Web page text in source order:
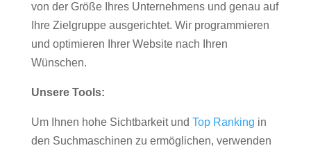
von der Größe Ihres Unternehmens und genau auf
Ihre Zielgruppe ausgerichtet. Wir programmieren
und optimieren Ihrer Website nach Ihren
Wünschen.
Unsere Tools:
Um Ihnen hohe Sichtbarkeit und Top Ranking in
den Suchmaschinen zu ermöglichen, verwenden